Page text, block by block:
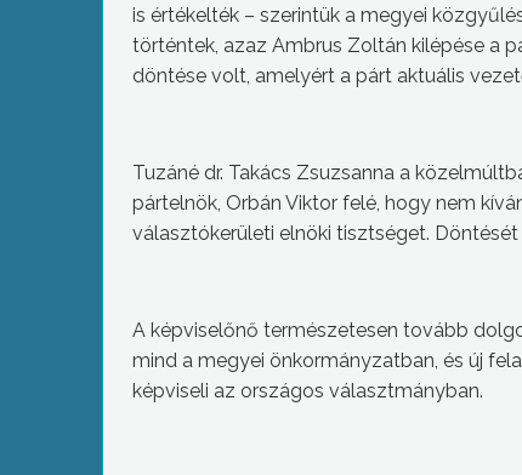
is értékelték – szerintük a megyei
történtek, azaz Ambrus Zoltán kilépése a
döntése volt, amelyért a párt aktuális
Tuzáné dr. Takács Zsuzsanna a
pártelnök, Orbán Viktor felé, hogy nem
választókerületi elnöki tisztséget.
A képviselőnő természetesen tovább
mind a megyei önkormányzatban, és új
képviseli az országos választmányban.